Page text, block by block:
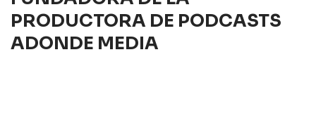
PRODUCTORA DE PODCASTS
ADONDE MEDIA